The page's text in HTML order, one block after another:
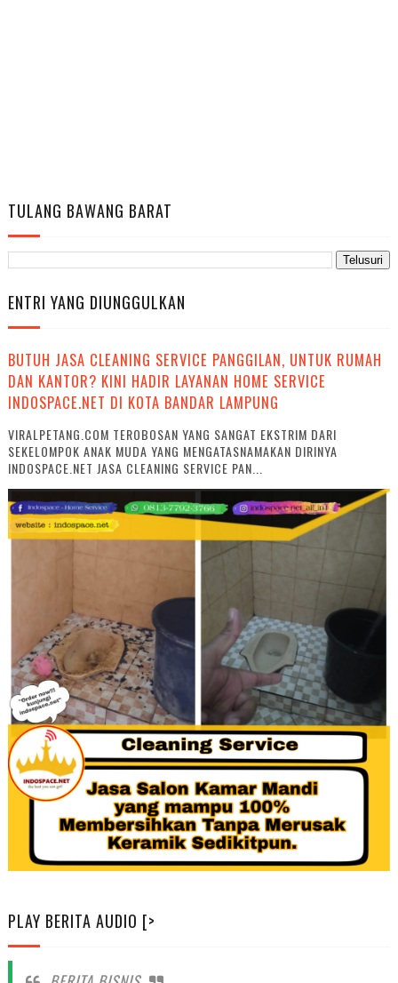
TULANG BAWANG BARAT
ENTRI YANG DIUNGGULKAN
BUTUH JASA CLEANING SERVICE PANGGILAN, UNTUK RUMAH
DAN KANTOR? KINI HADIR LAYANAN HOME SERVICE
INDOSPACE.NET DI KOTA BANDAR LAMPUNG
VIRALPETANG.COM TEROBOSAN YANG SANGAT EKSTRIM DARI
SEKELOMPOK ANAK MUDA YANG MENGATASNAMAKAN DIRINYA
INDOSPACE.NET JASA CLEANING SERVICE PAN...
PLAY BERITA AUDIO [>